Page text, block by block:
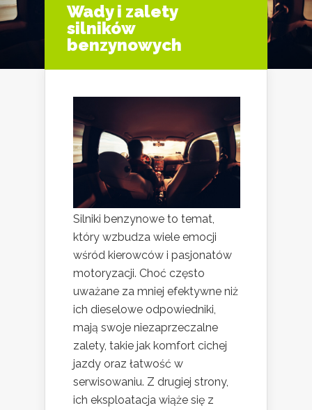
Wady i zalety
silników
benzynowych
Silniki benzynowe to temat,
który wzbudza wiele emocji
wśród kierowców i pasjonatów
motoryzacji. Choć często
uważane za mniej efektywne niż
ich dieselowe odpowiedniki,
mają swoje niezaprzeczalne
zalety, takie jak komfort cichej
jazdy oraz łatwość w
serwisowaniu. Z drugiej strony,
ich eksploatacja wiąże się z